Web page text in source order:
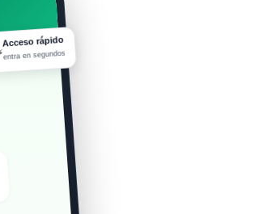
⚡
Acceso rápido
entra en segundos